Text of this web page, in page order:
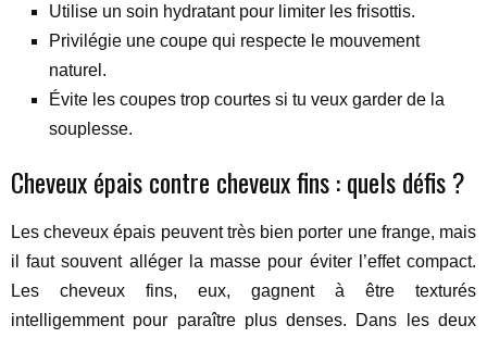
Utilise un soin hydratant pour limiter les frisottis.
Privilégie une coupe qui respecte le mouvement
naturel.
Évite les coupes trop courtes si tu veux garder de la
souplesse.
Cheveux épais contre cheveux fins : quels défis ?
Les cheveux épais peuvent très bien porter une frange, mais
il faut souvent alléger la masse pour éviter l’effet compact.
Les cheveux fins, eux, gagnent à être texturés
intelligemment pour paraître plus denses. Dans les deux